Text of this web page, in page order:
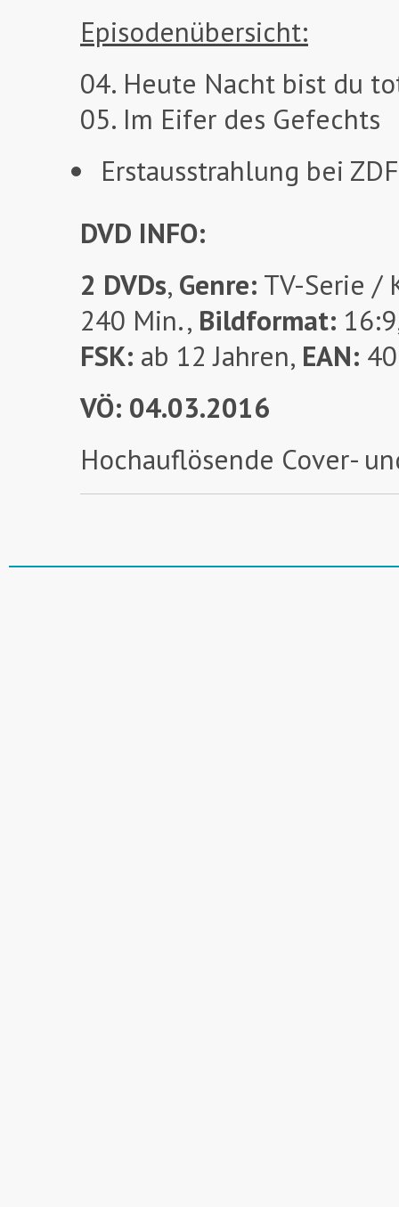
Episodenübersicht:
04. Heute Nacht bist du
05. Im Eifer des Gefechts
Erstausstrahlung bei
DVD INFO:
2 DVDs, Genre: TV-Serie /
240 Min., Bildformat:
FSK: ab 12 Jahren, EAN:
VÖ: 04.03.2016
Hochauflösende Cover-